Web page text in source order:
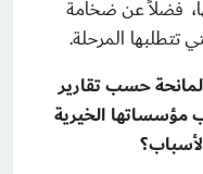
فضلاً عن ضخامة
تتطلبها المرحلة.
حسب تقارير
مؤسساتها الخيرية